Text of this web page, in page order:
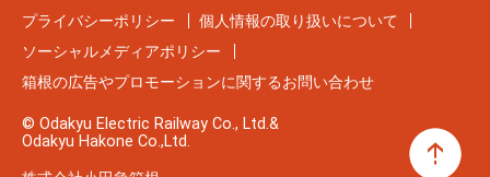
プライバシーポリシー
個人情報の取り扱いについて
ソーシャルメディアポリシー
箱根の広告やプロモーションに関するお問い合わせ
© Odakyu Electric Railway Co., Ltd.&
Odakyu Hakone Co.,Ltd.